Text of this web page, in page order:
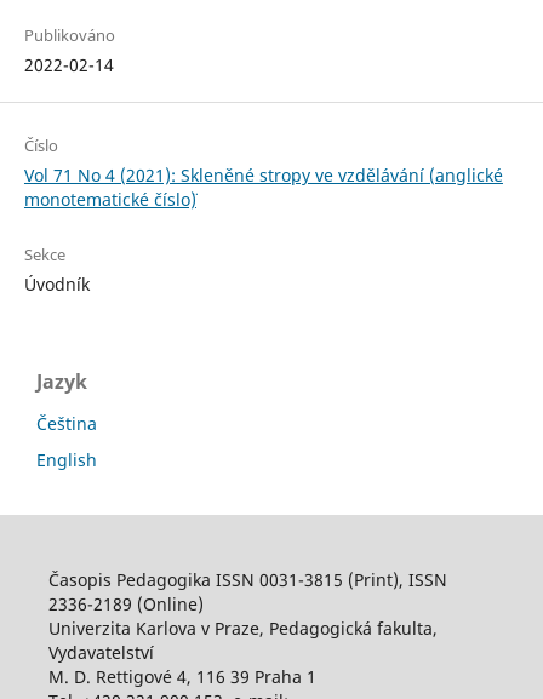
Publikováno
2022-02-14
Číslo
Vol 71 No 4 (2021): Skleněné stropy ve vzdělávání (anglické
monotematické číslo¨)
Sekce
Úvodník
Jazyk
Čeština
English
Časopis Pedagogika ISSN 0031-3815 (Print), ISSN
2336-2189 (Online)
Univerzita Karlova v Praze, Pedagogická fakulta,
Vydavatelství
M. D. Rettigové 4, 116 39 Praha 1